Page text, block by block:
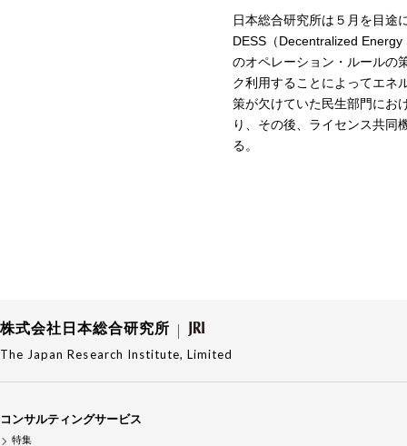
日本総合研究所は５月を目途
DESS（Decentralized
のオペレーション・ルールの
ク利用することによってエネ
策が欠けていた民生部門にお
り、その後、ライセンス共同
る。
株式会社日本総合研究所
The Japan Research Institute, Limited
コンサルティングサービス
特集